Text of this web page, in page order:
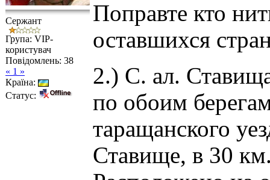
Сержант
Група: VIP-
користувач
Повідомлень: 38
« 1 »
Країна:
Статус:
Поправте кто
оставшихся
2.) С. ал.
по обоим
таращанского
Ставище, в 30